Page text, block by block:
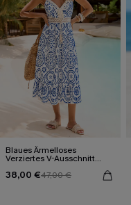
Blaues Ärmelloses
Verziertes V-Ausschnitt
38,00 €47,00 €